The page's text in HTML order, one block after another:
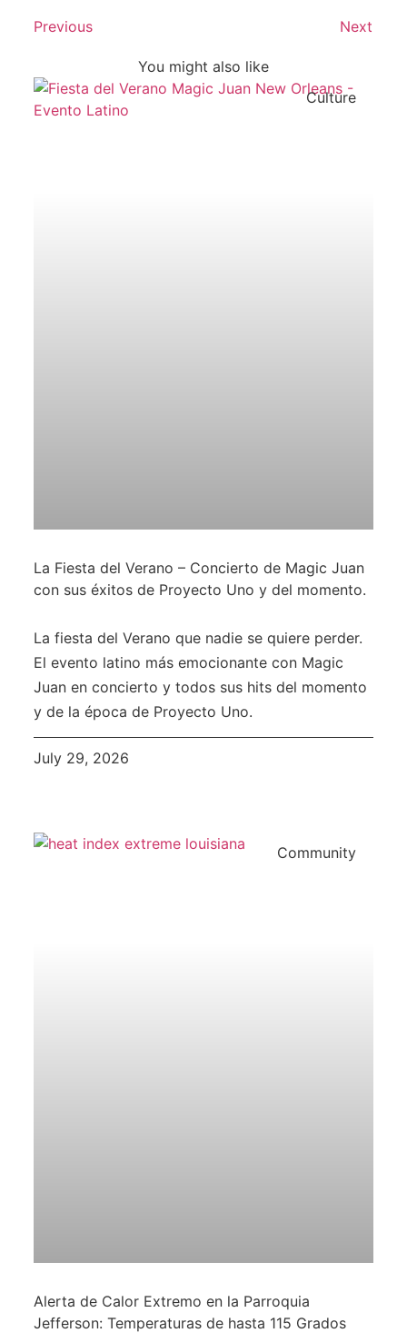
Previous Next
You might also like
Culture
La Fiesta del Verano – Concierto de Magic Juan
con sus éxitos de Proyecto Uno y del momento.
La fiesta del Verano que nadie se quiere perder.
El evento latino más emocionante con Magic
Juan en concierto y todos sus hits del momento
y de la época de Proyecto Uno.
July 29, 2026
Community
Alerta de Calor Extremo en la Parroquia
Jefferson: Temperaturas de hasta 115 Grados